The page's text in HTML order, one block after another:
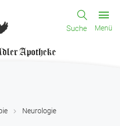
Suche Menü
Neurologie